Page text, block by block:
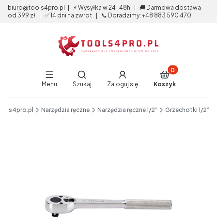
biuro@tools4pro.pl | ⚡ Wysyłka w 24-48h | 🚚 Darmowa dostawa
od 399 zł | ✅ 14 dni na zwrot | 📞 Doradzimy: +48 883 590 470
Menu
Otwórz wyszukiwarkę
Szukaj Zaloguj się
Produkty w
Koszyk
Narzędzia ręczne Narzędzia ręczne 1/2” Grzechotki 1/2”